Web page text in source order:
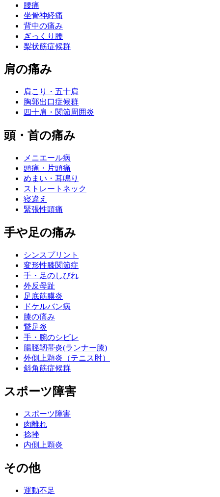
腰痛
坐骨神経痛
背中の痛み
ぎっくり腰
梨状筋症候群
肩の痛み
肩こり・五十肩
胸郭出口症候群
四十肩・関節周囲炎
頭・首の痛み
メニエール病
頭痛・片頭痛
めまい・耳鳴り
ストレートネック
寝違え
緊張性頭痛
手や足の痛み
シンスプリント
変形性膝関節症
手・足のしびれ
外反母趾
足底筋膜炎
ドケルバン病
膝の痛み
鵞足炎
手・腕のシビレ
腸脛靭帯炎(ランナー膝)
外側上顆炎（テニス肘）
斜角筋症候群
スポーツ障害
スポーツ障害
肉離れ
捻挫
内側上顆炎
その他
運動不足